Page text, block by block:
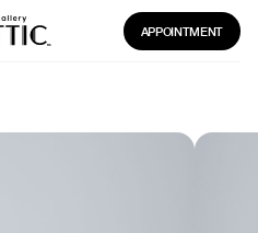
APPOINTMENT